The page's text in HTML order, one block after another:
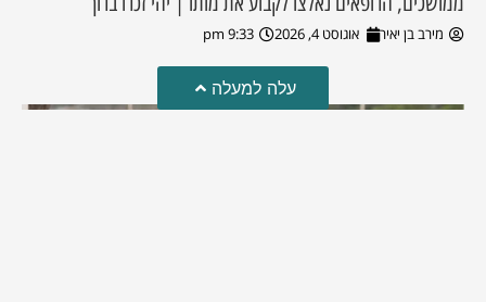
מירב בן יאיר אוגוסט 4, 2026 9:33 pm
עלה למעלה